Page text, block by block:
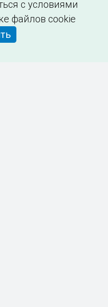
с условиями
файлов cookie